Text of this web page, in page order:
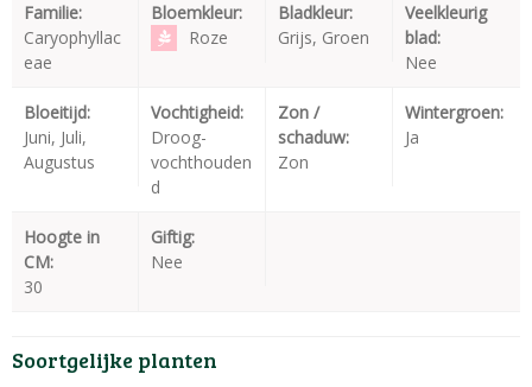
Familie:
Caryophyllac
eae
Bloemkleur:
Roze
Bladkleur:
Grijs, Groen
Veelkleurig
blad:
Nee
Bloeitijd:
Juni, Juli,
Augustus
Vochtigheid:
Droog-
vochthouden
d
Zon /
schaduw:
Zon
Wintergroen:
Ja
Hoogte in
CM:
30
Giftig:
Nee
Soortgelijke planten